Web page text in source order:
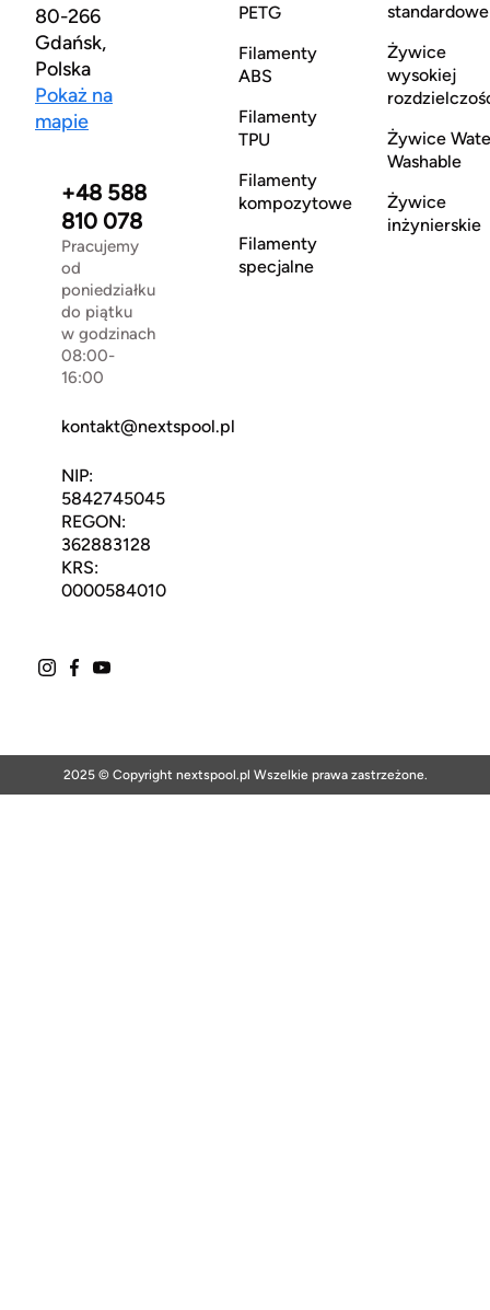
80-266
Gdańsk,
Polska
Pokaż na
mapie
+48 588
810 078
Pracujemy
od
poniedziałku
do piątku
w godzinach
08:00-
16:00
kontakt@nextspool.pl
NIP:
5842745045
REGON:
362883128
KRS:
0000584010
PETG
Filamenty
ABS
Filamenty
TPU
Filamenty
kompozytowe
Filamenty
specjalne
standardowe
Żywice
wysokiej
Żywice
Washable
Żywice
inżynierskie